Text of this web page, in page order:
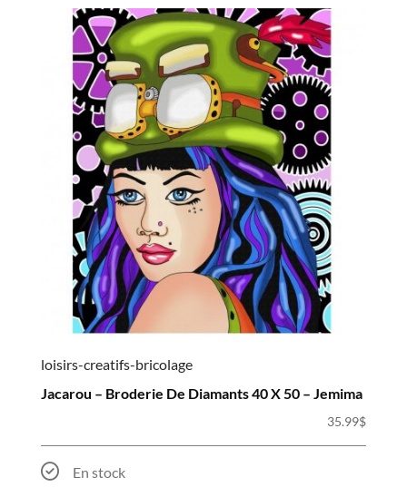
loisirs-creatifs-bricolage
Jacarou – Broderie De Diamants 40 X 50 – Jemima
35.99$
En stock